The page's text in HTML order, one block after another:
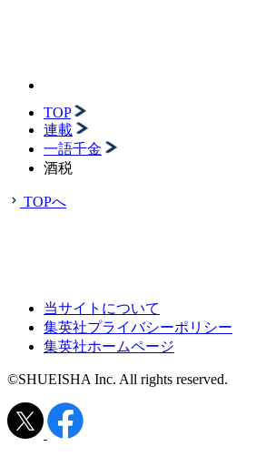
TOP
連載
一語千金
酒税
TOPへ
当サイトについて
集英社プライバシーポリシー
集英社ホームページ
©SHUEISHA Inc. All rights reserved.